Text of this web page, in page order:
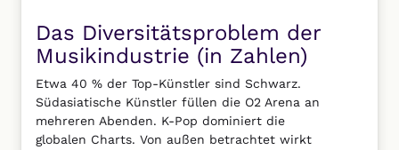
Das Diversitätsproblem der
Musikindustrie (in Zahlen)
Etwa 40 % der Top-Künstler sind Schwarz.
Südasiatische Künstler füllen die O2 Arena an
mehreren Abenden. K-Pop dominiert die
globalen Charts. Von außen betrachtet wirkt